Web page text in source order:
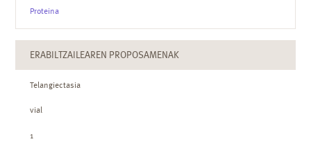
Proteina
ERABILTZAILEAREN PROPOSAMENAK
Telangiectasia
vial
1